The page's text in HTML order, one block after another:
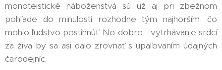
monoteistické náboženstvá sú už aj pri zbežnom
pohľade do minulosti rozhodne tým najhorším, čo
mohlo ľudstvo postihnúť. No dobre - vytrhávanie srdcí
za živa by sa asi dalo zrovnať s upaľovaním údajných
čarodejníc.